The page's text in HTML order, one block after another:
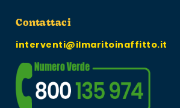
Contattaci
interventi@ilmaritoinaffitto.it